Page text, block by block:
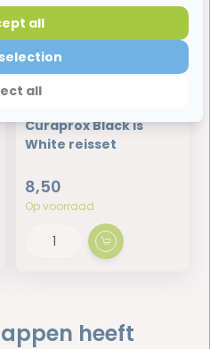
Curaprox Black is
White reisset
8,50
Op voorraad
heeft
all
all